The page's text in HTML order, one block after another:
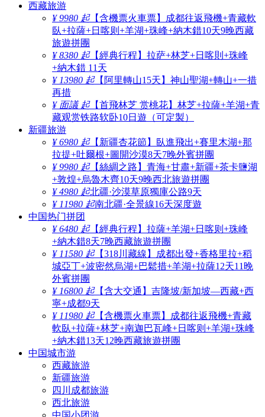
西藏旅游
¥ 9980 起【含機票火車票】成都往返飛機+青藏軟
臥+拉薩+日喀则+羊湖+珠峰+納木錯10天9晚西藏
旅遊拼團
¥ 8380 起【經典行程】拉萨+林芝+日喀則+珠峰
+納木錯 11天
¥ 13980 起【阿里轉山15天】神山聖湖+轉山+一措
再措
¥ 面議 起【首飛林芝 赏桃花】林芝+拉薩+羊湖+青
藏观赏铁路软卧10日遊（可定製）
新疆旅游
¥ 6980 起【新疆杏花節】臥進飛出+賽里木湖+那
拉提+吐爾根+圖開沙漠8天7晚外賓拼團
¥ 9980 起【絲綢之路】青海+甘肅+新疆+茶卡鹽湖
+敦煌+烏魯木齊10天9晚西北旅遊拼團
¥ 4980 起北疆·沙漠草原獨庫公路9天
¥ 11980 起南北疆·全景線16天深度遊
中国热门拼团
¥ 6480 起【經典行程】拉薩+羊湖+日喀则+珠峰
+納木錯8天7晚西藏旅遊拼團
¥ 11580 起【318川藏線】成都出發+香格里拉+稻
城亞丁+波密然烏湖+巴鬆措+羊湖+拉薩12天11晚
外賓拼團
¥ 16800 起【含大交通】吉隆坡/新加坡—西藏+西
寧+成都9天
¥ 11980 起【含機票火車票】成都往返飛機+青藏
軟臥+拉薩+林芝+南迦巴瓦峰+日喀则+羊湖+珠峰
+納木錯13天12晚西藏旅遊拼團
中国城市游
西藏旅游
新疆旅游
四川成都旅游
西北旅游
中国小团游